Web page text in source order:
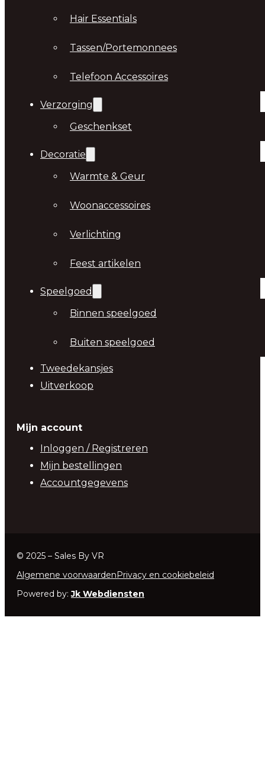
Hair Essentials
Tassen/Portemonnees
Telefoon Accessoires
Verzorging
Geschenkset
Decoratie
Warmte & Geur
Woonaccessoires
Verlichting
Feest artikelen
Speelgoed
Binnen speelgoed
Buiten speelgoed
Tweedekansjes
Uitverkoop
Mijn account
Inloggen / Registreren
Mijn bestellingen
Accountgegevens
© 2025 – Sales By VR
Algemene voorwaarden Privacy en cookiebeleid
Powered by:Jk Webdiensten